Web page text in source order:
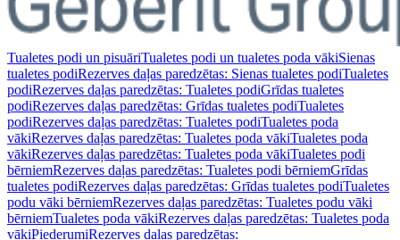
Tualetes podi un pisuāriTualetes podi un tualetes poda vākiSienas
tualetes podiRezerves daļas paredzētas: Sienas tualetes podiTualetes
podiRezerves daļas paredzētas: Tualetes podiGrīdas tualetes
podiRezerves daļas paredzētas: Grīdas tualetes podiTualetes
podiRezerves daļas paredzētas: Tualetes podiTualetes poda
vākiRezerves daļas paredzētas: Tualetes poda vākiTualetes poda
vākiRezerves daļas paredzētas: Tualetes poda vākiTualetes podi
bērniemRezerves daļas paredzētas: Tualetes podi bērniemGrīdas
tualetes podiRezerves daļas paredzētas: Grīdas tualetes podiTualetes
podu vāki bērniemRezerves daļas paredzētas: Tualetes podu vāki
bērniemTualetes poda vākiRezerves daļas paredzētas: Tualetes poda
vākiPiederumiRezerves daļas paredzētas: